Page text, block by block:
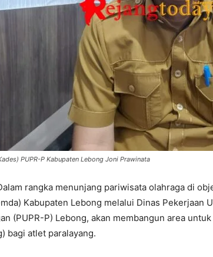
PUPR-P Kabupaten Lebong Joni Prawinata
rangka menunjang pariwisata olahraga di
Kabupaten Lebong melalui Dinas Pekerjaan
(PUPR-P) Lebong, akan membangun area
bagi atlet paralayang.